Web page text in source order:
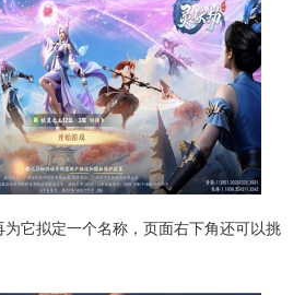
它拟定一个名称，页面右下角还可以挑